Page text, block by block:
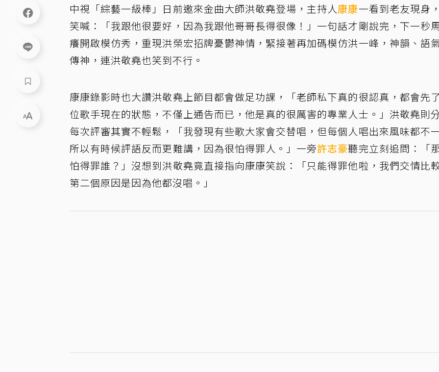
中視「綜藝一級棒」日前邀來金曲大師洪敬堯登場，主持人康康一看到老友現身
笑喊：「我跟他很要好，因為我跟他哥哥長得很像！」一句話才剛說完，下一秒
癢開啟模仿秀，重現洪榮宏招牌憂鬱神情，緊接著再加碼模仿洪一峰，神韻、語
傳神，連洪敬堯也笑到不行。
康康錄影時也大讚洪敬堯上節目都會做足功課，「老師私下真的很認真，都會先
位歌手現在的狀態，不僅上通告而已，他是真的很厲害的專業人士。」洪敬堯則
每次評審其實不輕鬆，「我發現有些歌大家會交替唱，但每個人唱出來風味都不
所以有時候評語反而更難講，因為很怕得罪人。」一旁許志豪聽完立刻追問：「
怕得罪誰？」沒想到洪敬堯竟直接指向康康笑說：「只能得罪他啦，我們交情比
第二個原因是因為他都沒唱。」